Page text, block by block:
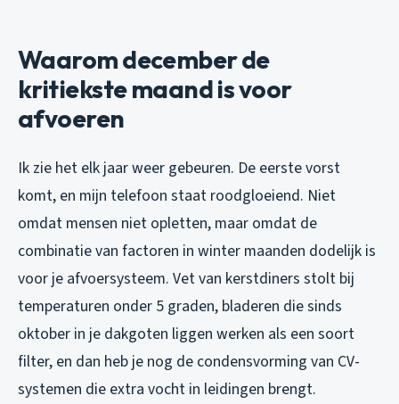
Waarom december de
kritiekste maand is voor
afvoeren
Ik zie het elk jaar weer gebeuren. De eerste vorst
komt, en mijn telefoon staat roodgloeiend. Niet
omdat mensen niet opletten, maar omdat de
combinatie van factoren in winter maanden dodelijk is
voor je afvoersysteem. Vet van kerstdiners stolt bij
temperaturen onder 5 graden, bladeren die sinds
oktober in je dakgoten liggen werken als een soort
filter, en dan heb je nog de condensvorming van CV-
systemen die extra vocht in leidingen brengt.